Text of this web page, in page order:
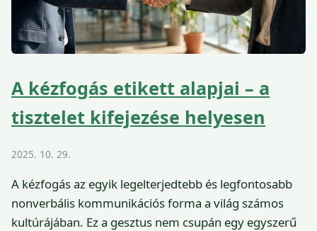
A kézfogás etikett alapjai – a
tisztelet kifejezése helyesen
2025. 10. 29.
A kézfogás az egyik legelterjedtebb és legfontosabb
nonverbális kommunikációs forma a világ számos
kultúrájában. Ez a gesztus nem csupán egy egyszerű